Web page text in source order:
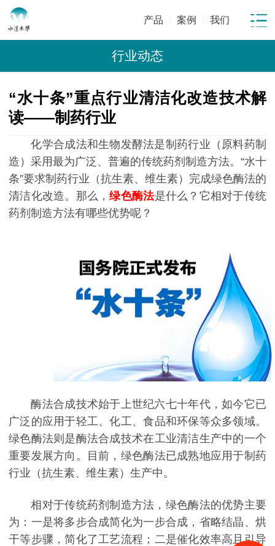
产品 案例 我们
行业动态
“水十条”重点行业清洁化改造技术解
读——制药行业
化学合成法和生物发酵法是制药行业（原料药制
造）采用最为广泛、普遍的传统药剂制造方法。“水十
条”要求制药行业（抗生素、维生素）完成绿色酶法的
清洁化改造。那么，绿色酶法是什么？它相对于传统
药剂制造方法有哪些优势呢？
酶法合成技术始于上世纪六七十年代，如今它已
广泛的应用于轻工、化工、食品和环保等众多领域。
绿色酶法则是酶法合成技术在工业清洁生产中的一个
重要发展方向。目前，绿色酶法已成熟地应用于制药
行业（抗生素、维生素）生产中。
相对于传统药剂制造方法，绿色酶法的优势主要
为：一是将多步合成简化为一步合成，省略结晶、烘
干等步骤，简化了工艺流程；二是催化效率高且引导